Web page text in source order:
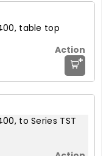
table top
+
to Series TST